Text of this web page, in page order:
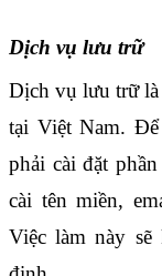
Dịch vụ lưu trữ
Dịch vụ lưu trữ
tại Việt Nam.
phải cài đặt
cài tên miền,
Việc làm này